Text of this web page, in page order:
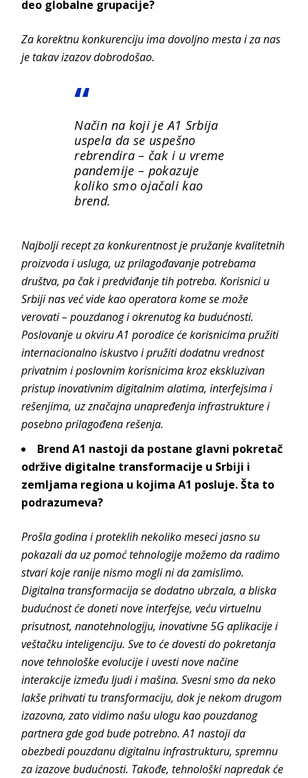
deo globalne grupacije?
Za korektnu konkurenciju ima dovoljno mesta i za nas
je takav izazov dobrodošao.
Način na koji je A1 Srbija
uspela da se uspešno
rebrendira – čak i u vreme
pandemije – pokazuje
koliko smo ojačali kao
brend.
Najbolji recept za konkurentnost je pružanje kvalitetnih
proizvoda i usluga, uz prilagođavanje potrebama
društva, pa čak i predviđanje tih potreba. Korisnici u
Srbiji nas već vide kao operatora kome se može
verovati – pouzdanog i okrenutog ka budućnosti.
Poslovanje u okviru A1 porodice će korisnicima pružiti
internacionalno iskustvo i pružiti dodatnu vrednost
privatnim i poslovnim korisnicima kroz ekskluzivan
pristup inovativnim digitalnim alatima, interfejsima i
rešenjima, uz značajna unapređenja infrastrukture i
posebno prilagođena rešenja.
Brend A1 nastoji da postane glavni pokretač
održive digitalne transformacije u Srbiji i
zemljama regiona u kojima A1 posluje. Šta to
podrazumeva?
Prošla godina i proteklih nekoliko meseci jasno su
pokazali da uz pomoć tehnologije možemo da radimo
stvari koje ranije nismo mogli ni da zamislimo.
Digitalna transformacija se dodatno ubrzala, a bliska
budućnost će doneti nove interfejse, veću virtuelnu
prisutnost, nanotehnologiju, inovativne 5G aplikacije i
veštačku inteligenciju. Sve to će dovesti do pokretanja
nove tehnološke evolucije i uvesti nove načine
interakcije između ljudi i mašina. Svesni smo da neko
lakše prihvati tu transformaciju, dok je nekom drugom
izazovna, zato vidimo našu ulogu kao pouzdanog
partnera gde god bude potrebno. A1 nastoji da
obezbedi pouzdanu digitalnu infrastrukturu, spremnu
za izazove budućnosti. Takođe, tehnološki napredak će